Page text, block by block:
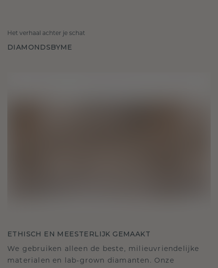
Het verhaal achter je schat
DIAMONDSBYME
ETHISCH EN MEESTERLIJK GEMAAKT
We gebruiken alleen de beste, milieuvriendelijke
materialen en lab-grown diamanten. Onze